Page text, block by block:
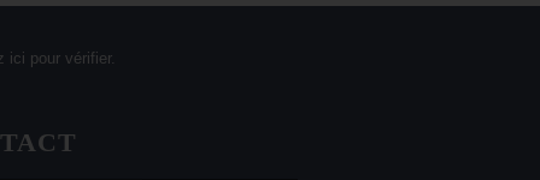
ici pour vérifier.